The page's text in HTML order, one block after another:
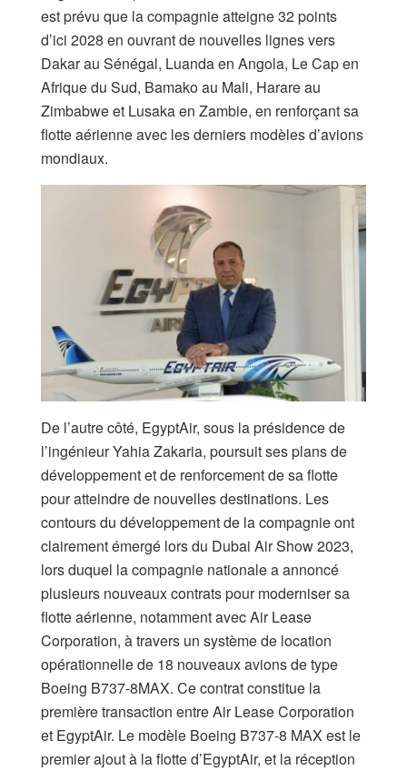
est prévu que la compagnie atteigne 32 points
d’ici 2028 en ouvrant de nouvelles lignes vers
Dakar au Sénégal, Luanda en Angola, Le Cap en
Afrique du Sud, Bamako au Mali, Harare au
Zimbabwe et Lusaka en Zambie, en renforçant sa
flotte aérienne avec les derniers modèles d’avions
mondiaux.
De l’autre côté, EgyptAir, sous la présidence de
l’ingénieur Yahia Zakaria, poursuit ses plans de
développement et de renforcement de sa flotte
pour atteindre de nouvelles destinations. Les
contours du développement de la compagnie ont
clairement émergé lors du Dubai Air Show 2023,
lors duquel la compagnie nationale a annoncé
plusieurs nouveaux contrats pour moderniser sa
flotte aérienne, notamment avec Air Lease
Corporation, à travers un système de location
opérationnelle de 18 nouveaux avions de type
Boeing B737-8MAX. Ce contrat constitue la
première transaction entre Air Lease Corporation
et EgyptAir. Le modèle Boeing B737-8 MAX est le
premier ajout à la flotte d’EgyptAir, et la réception